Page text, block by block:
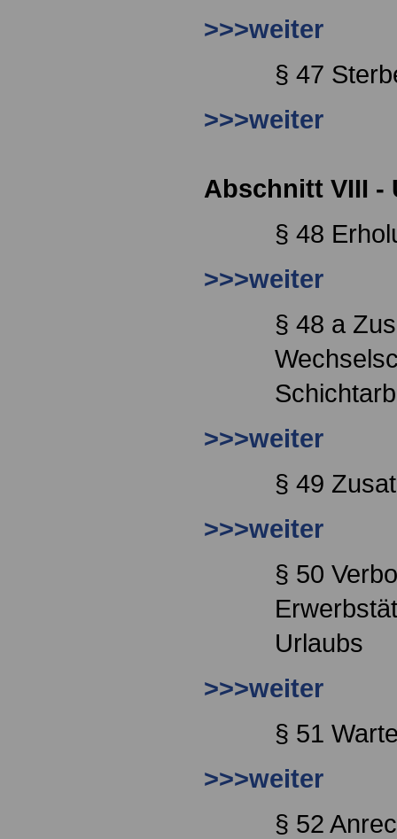
>>>weiter
§ 47
>>>weiter
Abschnitt VIII -
§ 48
>>>weiter
§ 48 a
>>>weiter
§ 49
>>>weiter
§ 50
Urlaubs
>>>weiter
§ 51
>>>weiter
§ 52